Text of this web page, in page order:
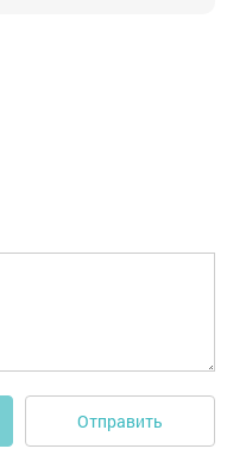
Отправить